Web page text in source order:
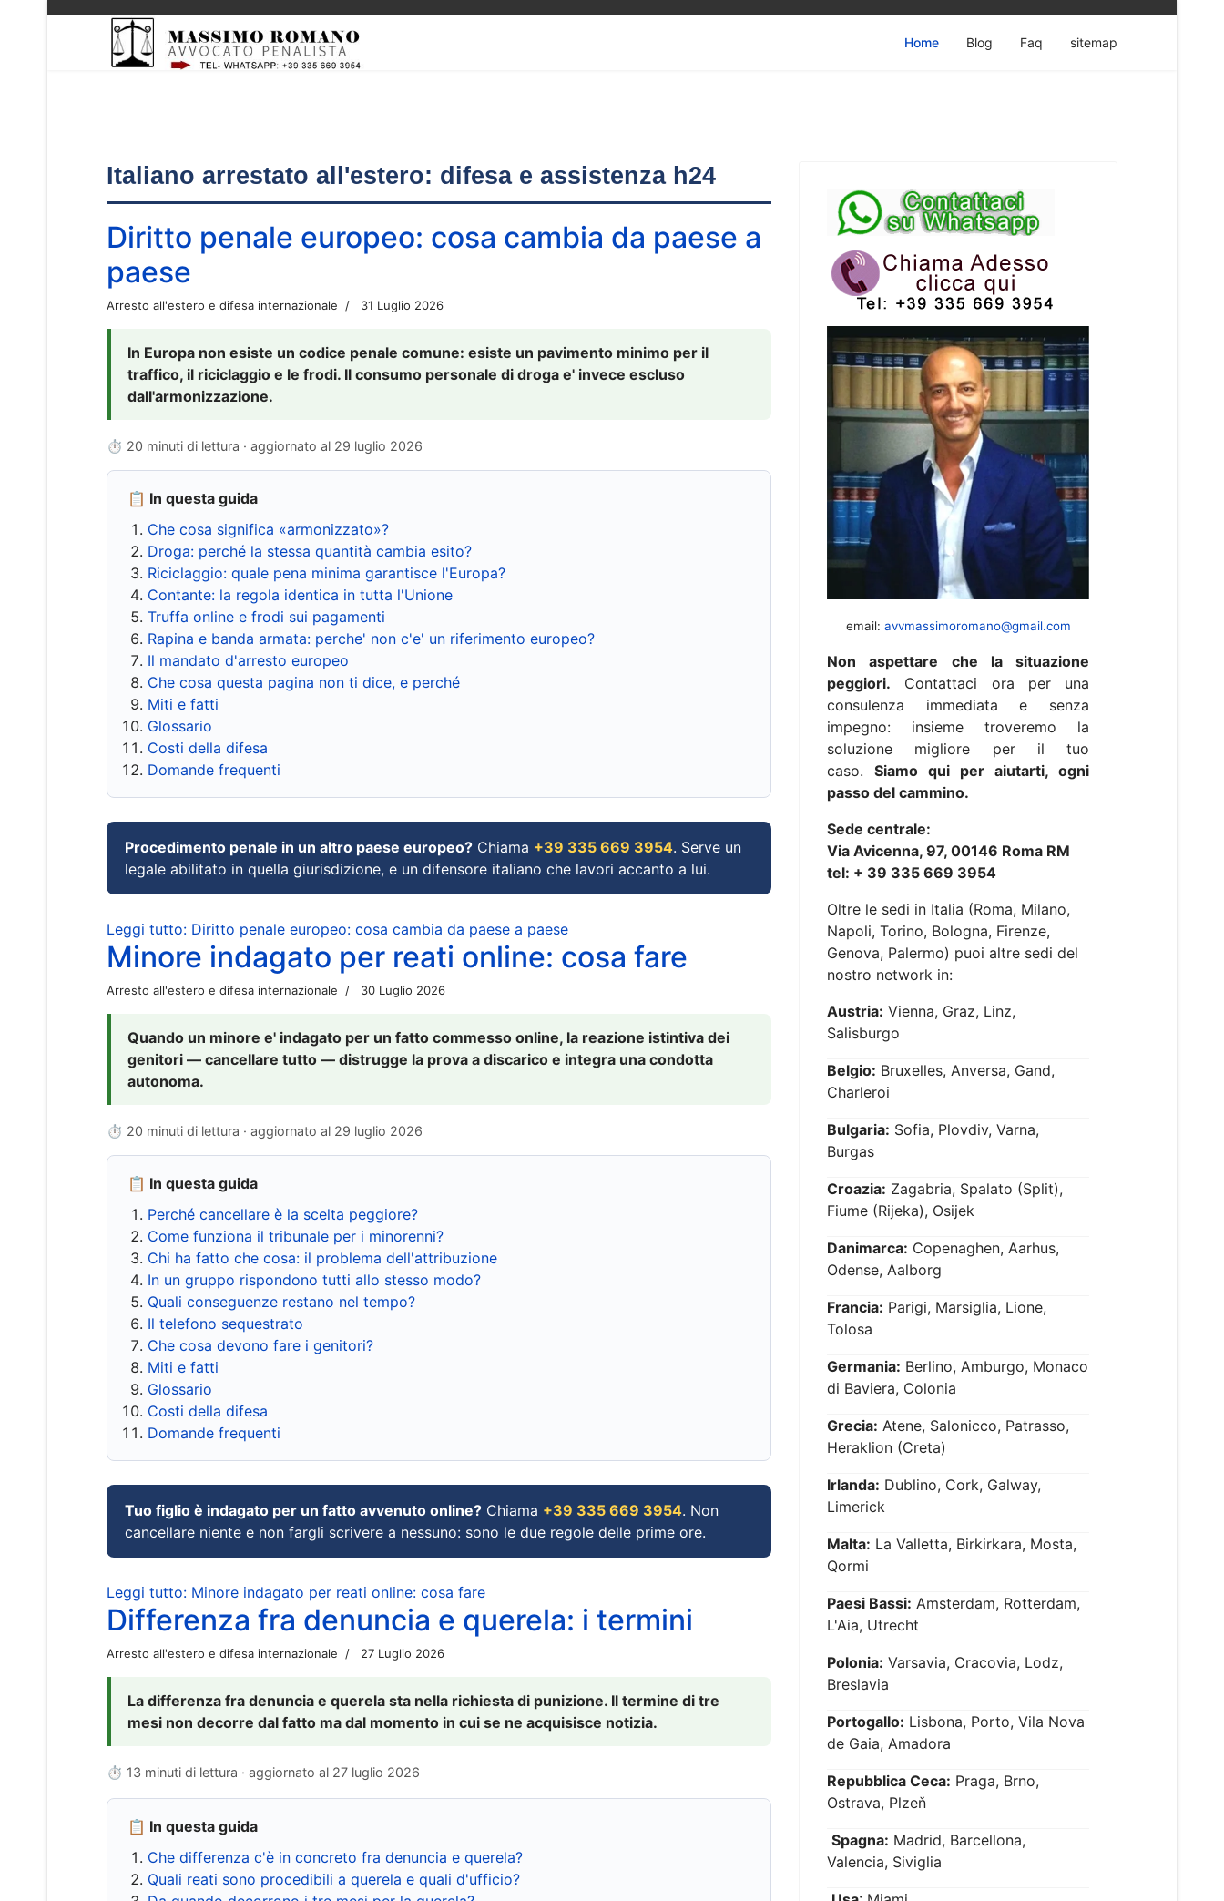
Home Blog Faq sitemap
Italiano arrestato all'estero: difesa e assistenza h24
Diritto penale europeo: cosa cambia da paese a
paese
Arresto all'estero e difesa internazionale 31 Luglio 2026
In Europa non esiste un codice penale comune: esiste un pavimento minimo per il
traffico, il riciclaggio e le frodi. Il consumo personale di droga e' invece escluso
dall'armonizzazione.
⏱ 20 minuti di lettura · aggiornato al 29 luglio 2026
📋 In questa guida
Che cosa significa «armonizzato»?
Droga: perché la stessa quantità cambia esito?
Riciclaggio: quale pena minima garantisce l'Europa?
Contante: la regola identica in tutta l'Unione
Truffa online e frodi sui pagamenti
Rapina e banda armata: perche' non c'e' un riferimento europeo?
Il mandato d'arresto europeo
Che cosa questa pagina non ti dice, e perché
Miti e fatti
Glossario
Costi della difesa
Domande frequenti
Procedimento penale in un altro paese europeo? Chiama +39 335 669 3954. Serve un
legale abilitato in quella giurisdizione, e un difensore italiano che lavori accanto a lui.
Leggi tutto: Diritto penale europeo: cosa cambia da paese a paese
Minore indagato per reati online: cosa fare
Arresto all'estero e difesa internazionale 30 Luglio 2026
Quando un minore e' indagato per un fatto commesso online, la reazione istintiva dei
genitori — cancellare tutto — distrugge la prova a discarico e integra una condotta
autonoma.
⏱ 20 minuti di lettura · aggiornato al 29 luglio 2026
📋 In questa guida
Perché cancellare è la scelta peggiore?
Come funziona il tribunale per i minorenni?
Chi ha fatto che cosa: il problema dell'attribuzione
In un gruppo rispondono tutti allo stesso modo?
Quali conseguenze restano nel tempo?
Il telefono sequestrato
Che cosa devono fare i genitori?
Miti e fatti
Glossario
Costi della difesa
Domande frequenti
Tuo figlio è indagato per un fatto avvenuto online? Chiama +39 335 669 3954. Non
cancellare niente e non fargli scrivere a nessuno: sono le due regole delle prime ore.
Leggi tutto: Minore indagato per reati online: cosa fare
Differenza fra denuncia e querela: i termini
Arresto all'estero e difesa internazionale 27 Luglio 2026
La differenza fra denuncia e querela sta nella richiesta di punizione. Il termine di tre
mesi non decorre dal fatto ma dal momento in cui se ne acquisisce notizia.
⏱ 13 minuti di lettura · aggiornato al 27 luglio 2026
📋 In questa guida
Che differenza c'è in concreto fra denuncia e querela?
Quali reati sono procedibili a querela e quali d'ufficio?
email: avvmassimoromano@gmail.com
Non aspettare che la situazione
peggiori. Contattaci ora per una
consulenza immediata e senza
impegno: insieme troveremo la
soluzione migliore per il tuo
caso. Siamo qui per aiutarti, ogni
passo del cammino.
Sede centrale:
Via Avicenna, 97, 00146 Roma RM
tel: + 39 335 669 3954
Oltre le sedi in Italia (Roma, Milano,
Napoli, Torino, Bologna, Firenze,
Genova, Palermo) puoi altre sedi del
nostro network in:
Austria: Vienna, Graz, Linz,
Salisburgo
Belgio: Bruxelles, Anversa, Gand,
Charleroi
Bulgaria: Sofia, Plovdiv, Varna,
Burgas
Croazia: Zagabria, Spalato (Split),
Fiume (Rijeka), Osijek
Danimarca: Copenaghen, Aarhus,
Odense, Aalborg
Francia: Parigi, Marsiglia, Lione,
Tolosa
Germania: Berlino, Amburgo, Monaco
di Baviera, Colonia
Grecia: Atene, Salonicco, Patrasso,
Heraklion (Creta)
Irlanda: Dublino, Cork, Galway,
Limerick
Malta: La Valletta, Birkirkara, Mosta,
Qormi
Paesi Bassi: Amsterdam, Rotterdam,
L'Aia, Utrecht
Polonia: Varsavia, Cracovia, Lodz,
Breslavia
Portogallo: Lisbona, Porto, Vila Nova
de Gaia, Amadora
Repubblica Ceca: Praga, Brno,
Ostrava, Plzeň
Spagna: Madrid, Barcellona,
Valencia, Siviglia